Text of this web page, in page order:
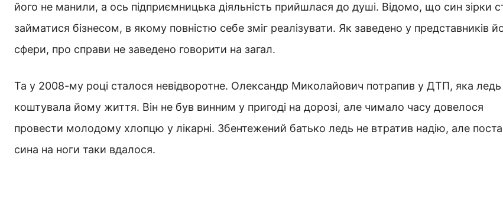
його не манили, а ось підприємницька діяльність прийшлася до душі. Відомо, що син зірки
займатися бізнесом, в якому повністю себе зміг реалізувати. Як заведено у представників
сфери, про справи не заведено говорити на загал.
Та у 2008-му році сталося невідворотне. Олександр Миколайович потрапив у ДТП, яка ледь
коштувала йому життя. Він не був винним у пригоді на дорозі, але чимало часу довелося
провести молодому хлопцю у лікарні. Збентежений батько ледь не втратив надію, але
сина на ноги таки вдалося.